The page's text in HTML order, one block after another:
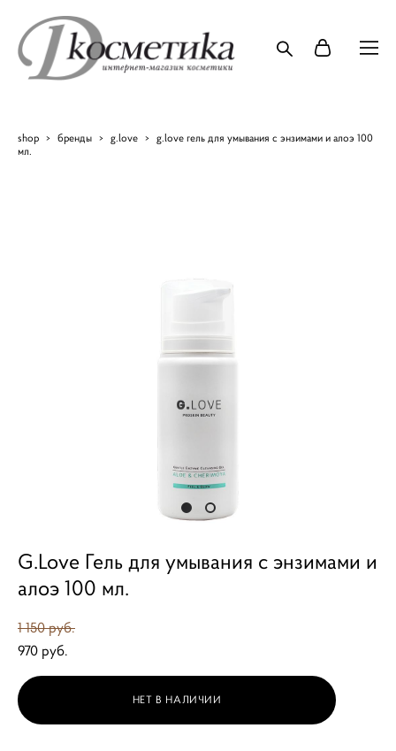
shop > бренды > g.love > g.love гель для умывания с энзимами и алоэ 100
мл.
G.Love Гель для умывания с энзимами и
алоэ 100 мл.
1 150 pуб.
970 pуб.
НЕТ В НАЛИЧИИ